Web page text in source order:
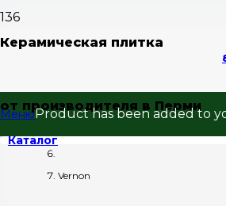
Керамическая плитка
от производителя в Перми
МенюProducthas been added to
Каталог
Главная
Vernon